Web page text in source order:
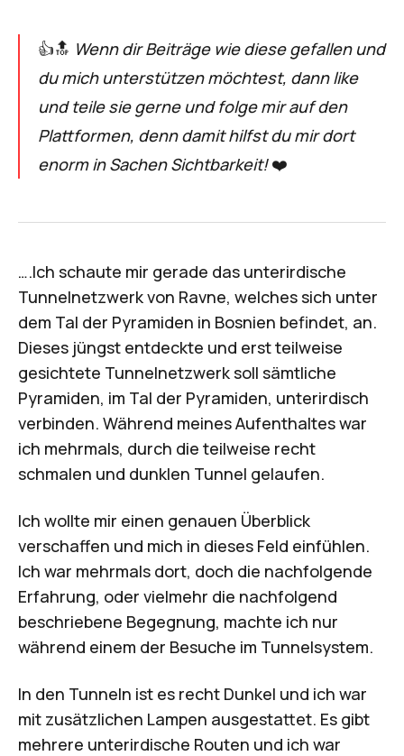
👍🔝 Wenn dir Beiträge wie diese gefallen und
du mich unterstützen möchtest, dann like
und teile sie gerne und folge mir auf den
Plattformen, denn damit hilfst du mir dort
enorm in Sachen Sichtbarkeit!❤️
….Ich schaute mir gerade das unterirdische
Tunnelnetzwerk von Ravne, welches sich unter
dem Tal der Pyramiden in Bosnien befindet, an.
Dieses jüngst entdeckte und erst teilweise
gesichtete Tunnelnetzwerk soll sämtliche
Pyramiden, im Tal der Pyramiden, unterirdisch
verbinden. Während meines Aufenthaltes war
ich mehrmals, durch die teilweise recht
schmalen und dunklen Tunnel gelaufen.
Ich wollte mir einen genauen Überblick
verschaffen und mich in dieses Feld einfühlen.
Ich war mehrmals dort, doch die nachfolgende
Erfahrung, oder vielmehr die nachfolgend
beschriebene Begegnung, machte ich nur
während einem der Besuche im Tunnelsystem.
In den Tunneln ist es recht Dunkel und ich war
mit zusätzlichen Lampen ausgestattet. Es gibt
mehrere unterirdische Routen und ich war